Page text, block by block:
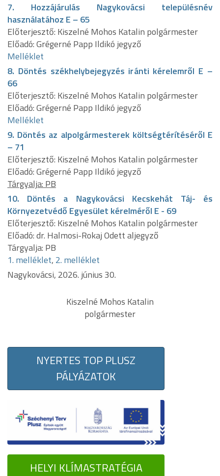
7. Hozzájárulás Nagykovácsi településnév
használatához E – 65
Előterjesztő: Kiszelné Mohos Katalin polgármester
Előadó: Grégerné Papp Ildikó jegyző
Melléklet
8. Döntés székhelybejegyzés iránti kérelemről E –
66
Előterjesztő: Kiszelné Mohos Katalin polgármester
Előadó: Grégerné Papp Ildikó jegyző
Melléklet
9. Döntés az alpolgármesterek költségtérítéséről E
– 71
Előterjesztő: Kiszelné Mohos Katalin polgármester
Előadó: Grégerné Papp Ildikó jegyző
Tárgyalja: PB
10. Döntés a Nagykovácsi Kecskehát Táj- és
Környezetvédő Egyesület kérelméről E - 69
Előterjesztő: Kiszelné Mohos Katalin polgármester
Előadó: dr. Halmosi-Rokaj Odett aljegyző
Tárgyalja: PB
1. melléklet, 2. melléklet
Nagykovácsi, 2026. június 30.
Kiszelné Mohos Katalin
polgármester
NYERTES TOP PLUSZ
PÁLYÁZATOK
HELYI KLÍMASTRATÉGIA